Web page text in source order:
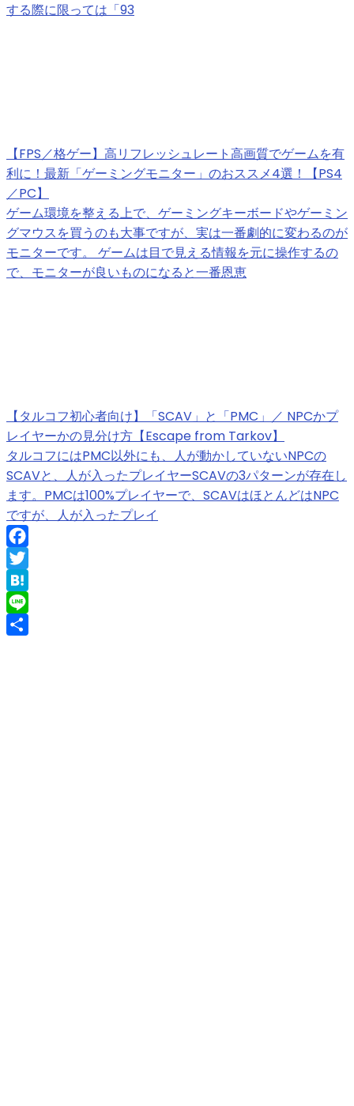
する際に限っては「93
【FPS／格ゲー】高リフレッシュレート高画質でゲームを有
利に！最新「ゲーミングモニター」のおススメ4選！【PS4
／PC】
ゲーム環境を整える上で、ゲーミングキーボードやゲーミン
グマウスを買うのも大事ですが、実は一番劇的に変わるのが
モニターです。 ゲームは目で見える情報を元に操作するの
で、モニターが良いものになると一番恩恵
【タルコフ初心者向け】「SCAV」と「PMC」／ NPCかプ
レイヤーかの見分け方【Escape from Tarkov】
タルコフにはPMC以外にも、人が動かしていないNPCの
SCAVと、人が入ったプレイヤーSCAVの3パターンが存在し
ます。PMCは100%プレイヤーで、SCAVはほとんどはNPC
ですが、人が入ったプレイ
Facebook
Twitter
Hatena
Line